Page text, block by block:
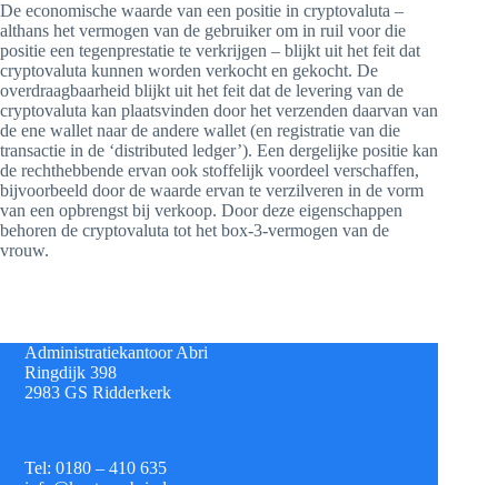
De economische waarde van een positie in cryptovaluta –
althans het vermogen van de gebruiker om in ruil voor die
positie een tegenprestatie te verkrijgen – blijkt uit het feit dat
cryptovaluta kunnen worden verkocht en gekocht. De
overdraagbaarheid blijkt uit het feit dat de levering van de
cryptovaluta kan plaatsvinden door het verzenden daarvan van
de ene wallet naar de andere wallet (en registratie van die
transactie in de ‘distributed ledger’). Een dergelijke positie kan
de rechthebbende ervan ook stoffelijk voordeel verschaffen,
bijvoorbeeld door de waarde ervan te verzilveren in de vorm
van een opbrengst bij verkoop. Door deze eigenschappen
behoren de cryptovaluta tot het box-3-vermogen van de
vrouw.
Administratiekantoor Abri
Ringdijk 398
2983 GS Ridderkerk
Tel: 0180 – 410 635